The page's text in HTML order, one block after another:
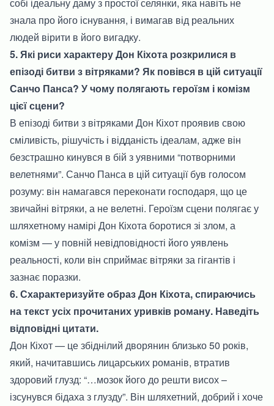
знала про його існування, і вимагав від реальних
людей вірити в його вигадку.
5. Які риси характеру Дон Кіхота розкрилися в
епізоді битви з вітряками? Як повівся в цій ситуації
Санчо Панса? У чому полягають героїзм і комізм
цієї сцени?
В епізоді битви з вітряками Дон Кіхот проявив свою
сміливість, рішучість і відданість ідеалам, адже він
безстрашно кинувся в бій з уявними “потворними
велетнями”. Санчо Панса в цій ситуації був голосом
розуму: він намагався переконати господаря, що це
звичайні вітряки, а не велетні. Героїзм сцени полягає у
шляхетному намірі Дон Кіхота боротися зі злом, а
комізм — у повній невідповідності його уявлень
реальності, коли він сприймає вітряки за гігантів і
зазнає поразки.
6. Схарактеризуйте образ Дон Кіхота, спираючись
на текст усіх прочитаних уривків роману. Наведіть
відповідні цитати.
Дон Кіхот — це збіднілий дворянин близько 50 років,
який, начитавшись лицарських романів, втратив
здоровий глузд: “…мозок його до решти висох –
ізсунувся бідаха з глузду”. Він шляхетний, добрий і хоче